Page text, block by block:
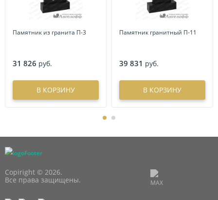
Памятник из гранита П-3
31 826 руб.
В КОРЗИНУ
Памятник гранитный П-11
39 831 руб.
В КОРЗИНУ
Copiright © 2026.
Все права защищены.